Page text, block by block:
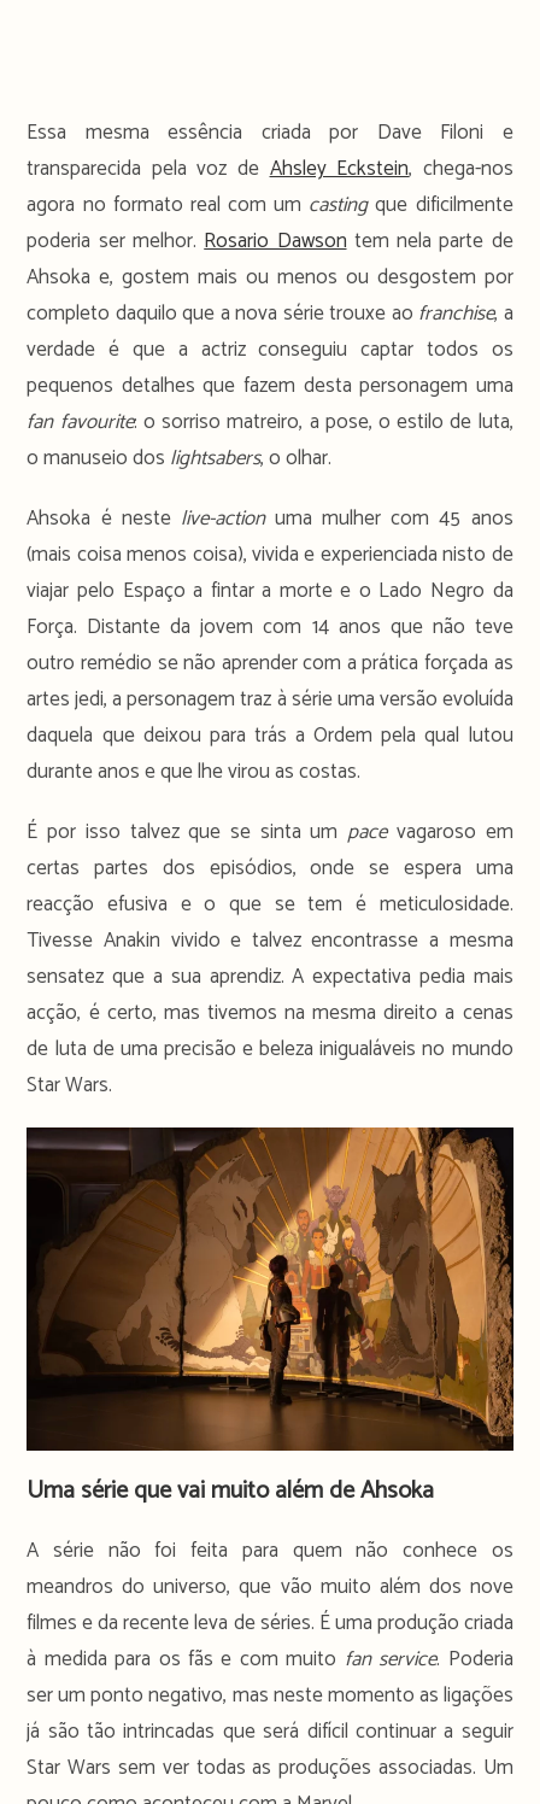
Essa mesma essência criada por Dave Filoni e
transparecida pela voz deAhsley Eckstein, chega-nos
agora no formato real com um castingque dificilmente
poderia ser melhor.Rosario Dawsontem nela parte de
Ahsoka e, gostem mais ou menos ou desgostem por
completo daquilo que a nova série trouxe ao franchise, a
verdade é que a actriz conseguiu captar todos os
pequenos detalhes que fazem desta personagem uma
fan favourite: o sorriso matreiro, a pose, o estilo de luta,
o manuseio dos lightsabers, o olhar.
Ahsoka é neste live-actionuma mulher com 45 anos
(mais coisa menos coisa), vivida e experienciada nisto de
viajar pelo Espaço a fintar a morte e o Lado Negro da
Força. Distante da jovem com 14 anos que não teve
outro remédio se não aprender com a prática forçada as
artes jedi, a personagem traz à série uma versão evoluída
daquela que deixou para trás a Ordem pela qual lutou
durante anos e que lhe virou as costas.
É por isso talvez que se sinta umpacevagaroso em
certas partes dos episódios, onde se espera uma
reacção efusiva e o que se tem é meticulosidade.
Tivesse Anakin vivido e talvez encontrasse a mesma
sensatez que a sua aprendiz. A expectativa pedia mais
acção, é certo, mas tivemos na mesma direito a cenas
de luta de uma precisão e beleza inigualáveis no mundo
Star Wars.
Uma série que vai muito além de Ahsoka
A série não foi feita para quem não conhece os
meandros do universo, que vão muito além dos nove
filmes e da recente leva de séries. É uma produção criada
à medida para os fãs e com muito fan service. Poderia
ser um ponto negativo, mas neste momento as ligações
já são tão intrincadas que será difícil continuar a seguir
Star Wars sem ver todas as produções associadas. Um